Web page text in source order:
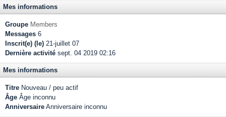
Mes informations
Groupe Members
Messages 6
Inscrit(e) (le) 21-juillet 07
Dernière activité sept. 04 2019 02:16
Mes informations
Titre Nouveau / peu actif
Âge Âge inconnu
Anniversaire Anniversaire inconnu